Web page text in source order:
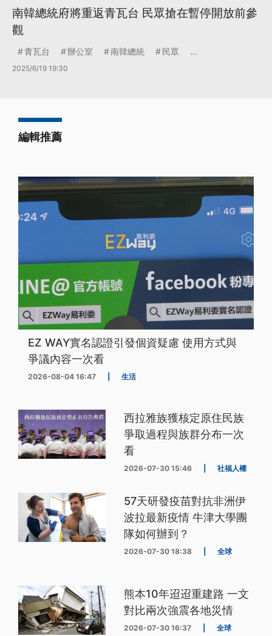
南韓總統府將重返青瓦台 民眾搶在暫停開放前參
觀
青瓦台 辦公室 南韓總統 民眾 ...
2025/6/19 19:30
編輯推薦
EZ WAY實名認證引發個資疑慮 使用方式與
爭議內容一次看
2026-08-04 16:47 生活
西拉雅族獲核定原住民族
爭取過程與族群分布一次
看
2026-07-30 15:46 社福人權
57天研發疫苗對抗非洲伊
波拉最新疫情 牛津大學團
隊如何辦到？
2026-07-30 18:38 全球
熊本10年迢迢重建路 一文
對比兩次強震各地災情
2026-07-30 16:37 全球